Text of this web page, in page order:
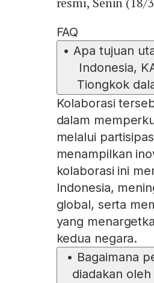
FAQ
• Apa tujuan
Indonesia,
Tiongkok
Kolaborasi
dalam
melalui
menampilkan
kolaborasi ini
Indonesia,
global, serta
yang
kedua negara.
• Bagaimana
diadakan